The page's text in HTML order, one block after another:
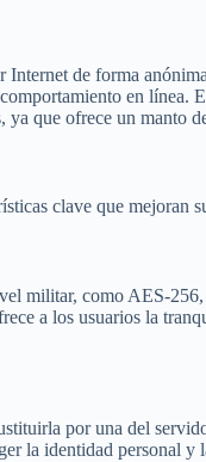
de forma
en línea.
ya que ofrece un manto
clave que mejoran
militar, como AES-
a los usuarios la
por una del
la identidad personal